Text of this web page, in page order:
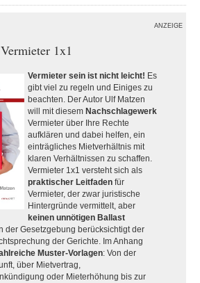
ANZEIGE
1x1
Vermieter sein ist nicht leicht! Es
gibt viel zu regeln und Einiges zu
beachten. Der Autor Ulf Matzen
will mit diesem Nachschlagewerk
Vermieter über Ihre Rechte
aufklären und dabei helfen, ein
einträgliches Mietverhältnis mit
klaren Verhältnissen zu schaffen.
Vermieter 1x1 versteht sich als
praktischer Leitfaden für
Vermieter, der zwar juristische
Hintergründe vermittelt, aber
keinen unnötigen Ballast
der Gesetzgebung berücksichtigt der
der Gerichte. Im Anhang
Muster-Vorlagen: Von der
über Mietvertrag,
oder Mieterhöhung bis zur